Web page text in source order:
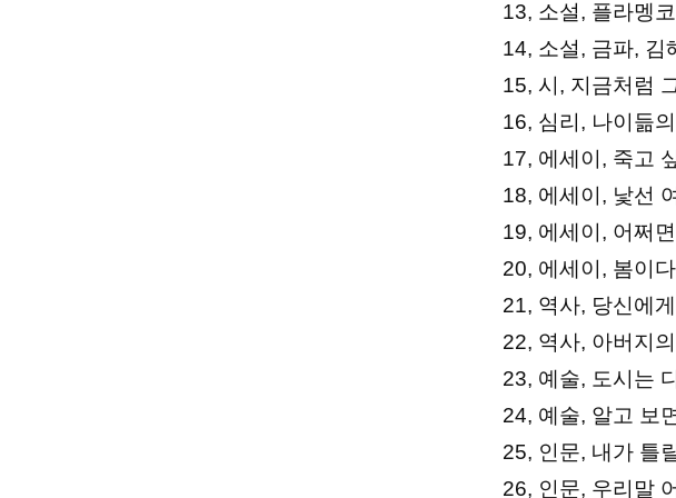
13, 소설, 플라멩
14, 소설, 금파, 김
15, 시, 지금처럼
16, 심리, 나이듦
17, 에세이, 죽고
18, 에세이, 낯선
19, 에세이, 어쩌
20, 에세이, 봄이
21, 역사, 당신에
22, 역사, 아버지
23, 예술, 도시는
24, 예술, 알고 보
25, 인문, 내가 틀
26, 인문, 우리말